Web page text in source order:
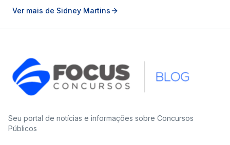
Ver mais de Sidney Martins
Seu portal de notícias e informações sobre Concursos
Públicos